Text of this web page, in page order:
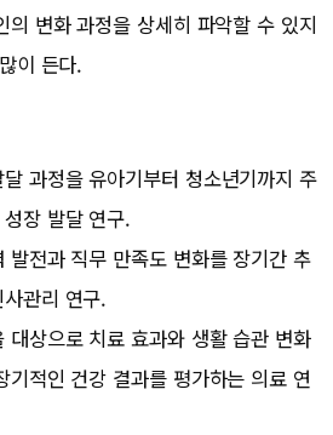
의 변화 과정을 상세히 파악할 수 있지
이 든다.
과정을 유아기부터 청소년기까지 주
장 발달 연구.
발전과 직무 만족도 변화를 장기간 추
관리 연구.
대상으로 치료 효과와 생활 습관 변화
기적인 건강 결과를 평가하는 의료 연